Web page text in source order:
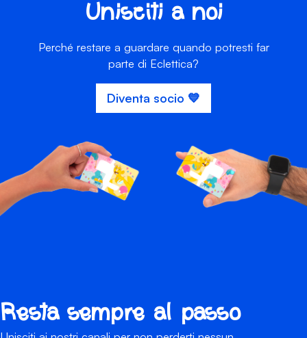
Unisciti a noi
Perché restare a guardare quando potresti far
parte di Eclettica?
Diventa socio 💙
Resta sempre al passo